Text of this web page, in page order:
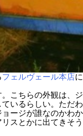
フェルヴェール本店に
こちらの外観は、ジ
いるらしい。ただわ
ージが誰なのかわか
スとかに出てきそう